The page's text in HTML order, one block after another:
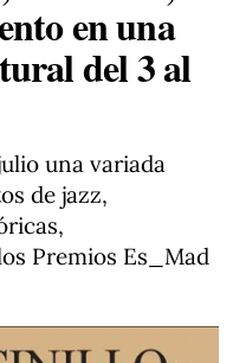
en una
del 3 al
una variada
de jazz,
Premios Es_Mad